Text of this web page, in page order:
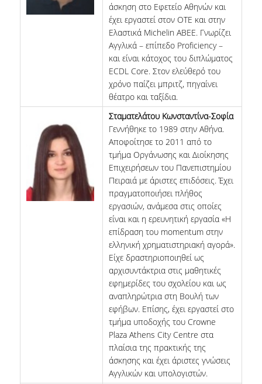
άσκηση στο Εφετείο Αθηνών και
έχει εργαστεί στον ΟΤΕ και στην
Ελαστικά Michelin ΑΒΕΕ. Γνωρίζει
Αγγλικά – επίπεδο Proficiency –
και είναι κάτοχος του διπλώματος
ECDL Core. Στον ελεύθερό του
χρόνο παίζει μπριτζ, πηγαίνει
θέατρο και ταξίδια.
Σταματελάτου Κωνσταντίνα-Σοφία
Γεννήθηκε το 1989 στην Αθήνα.
Αποφοίτησε το 2011 από το
τμήμα Οργάνωσης και Διοίκησης
Επιχειρήσεων του Πανεπιστημίου
Πειραιά με άριστες επιδόσεις. Έχει
πραγματοποιήσει πλήθος
εργασιών, ανάμεσα στις οποίες
είναι και η ερευνητική εργασία «Η
επίδραση του momentum στην
ελληνική χρηματιστηριακή αγορά».
Είχε δραστηριοποιηθεί ως
αρχισυντάκτρια στις μαθητικές
εφημερίδες του σχολείου και ως
αναπληρώτρια στη Βουλή των
εφήβων. Επίσης, έχει εργαστεί στο
τμήμα υποδοχής του Crowne
Plaza Athens City Centre στα
πλαίσια της πρακτικής της
άσκησης και έχει άριστες γνώσεις
Αγγλικών και υπολογιστών.